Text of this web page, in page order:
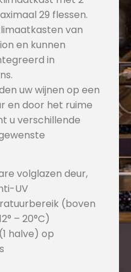
29 flessen.
van
en kunnen
in
uw wijnen op een
en door het ruime
u verschillende
volglazen deur,
UV
(boven
– 20°C)
halve) op